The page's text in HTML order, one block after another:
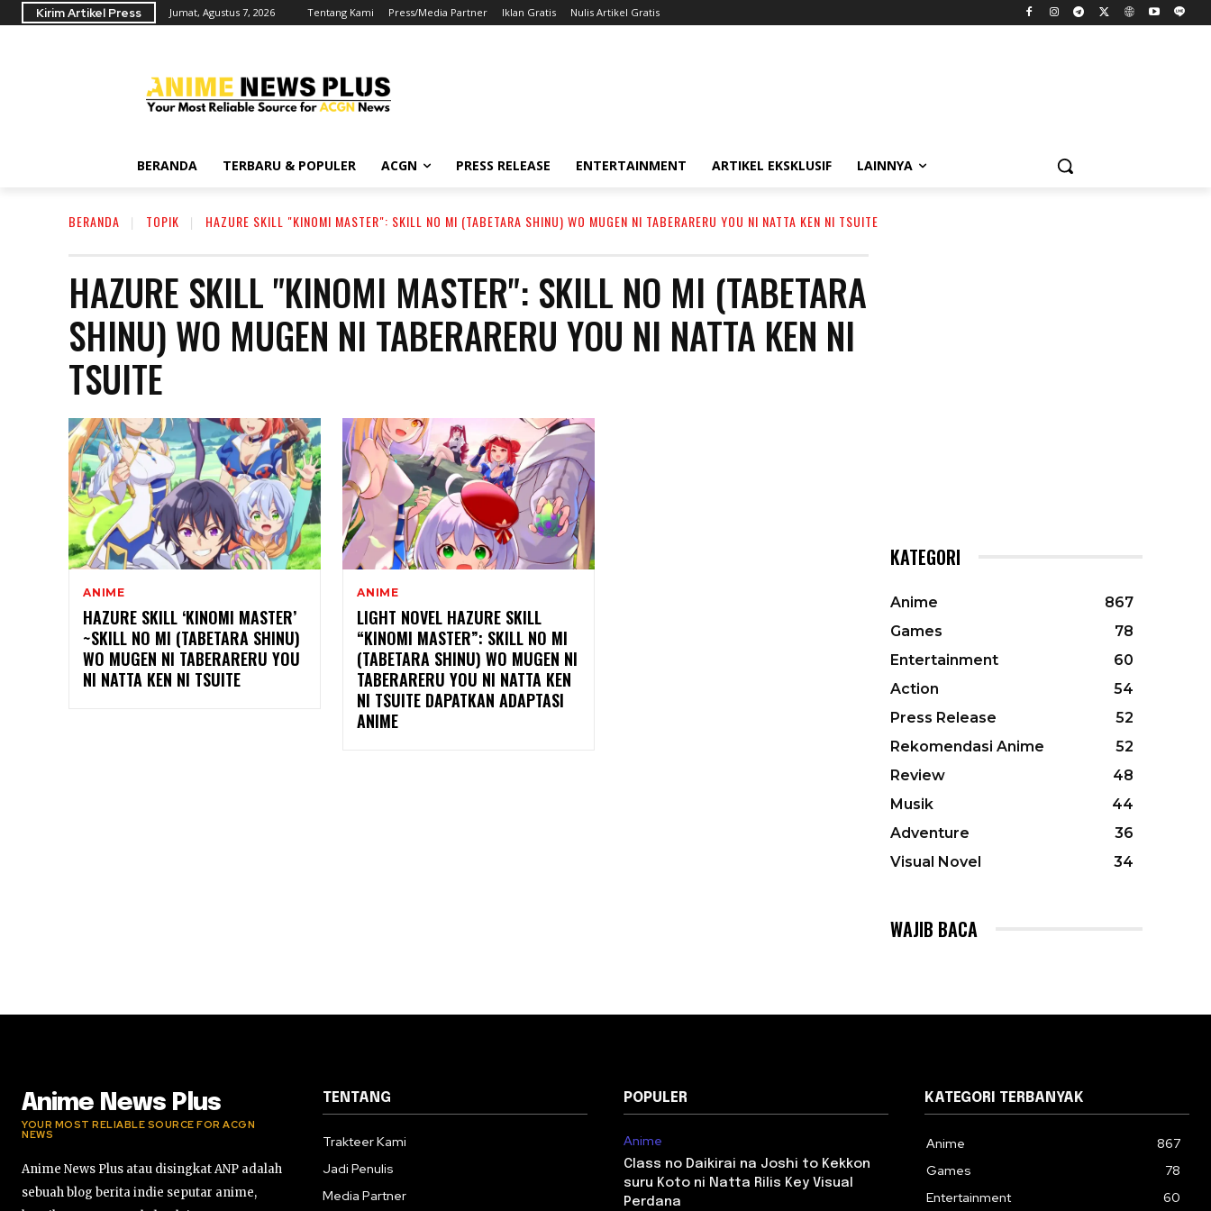
Kirim Artikel Press Jumat, Agustus 7, 2026 Tentang Kami Press/Media Partner Iklan Gratis Nulis Artikel Gratis
BERANDA TERBARU & POPULER ACGN PRESS RELEASE ENTERTAINMENT ARTIKEL EKSKLUSIF LAINNYA
BERANDA TOPIK HAZURE SKILL "KINOMI MASTER": SKILL NO MI (TABETARA SHINU) WO MUGEN NI TABERARERU YOU NI NATTA KEN NI TSUITE
HAZURE SKILL "KINOMI MASTER": SKILL NO MI (TABETARA
SHINU) WO MUGEN NI TABERARERU YOU NI NATTA KEN NI
TSUITE
ANIME
HAZURE SKILL ‘KINOMI MASTER’
~SKILL NO MI (TABETARA SHINU)
WO MUGEN NI TABERARERU YOU
NI NATTA KEN NI TSUITE
ANIME
LIGHT NOVEL HAZURE SKILL
“KINOMI MASTER”: SKILL NO MI
(TABETARA SHINU) WO MUGEN NI
TABERARERU YOU NI NATTA KEN
NI TSUITE DAPATKAN ADAPTASI
ANIME
KATEGORI
Anime
867
Games
78
Entertainment
60
Action
54
Press Release
52
Rekomendasi Anime
52
Review
48
Musik
44
Adventure
36
Visual Novel
34
WAJIB BACA
Anime News Plus
YOUR MOST RELIABLE SOURCE FOR ACGN
NEWS
Anime News Plus atau disingkat ANP adalah
sebuah blog berita indie seputar anime,
TENTANG
Trakteer Kami
Jadi Penulis
Media Partner
POPULER
Anime
Class no Daikirai na Joshi to Kekkon
suru Koto ni Natta Rilis Key Visual
Perdana
KATEGORI TERBANYAK
Anime
867
Games
78
Entertainment
60